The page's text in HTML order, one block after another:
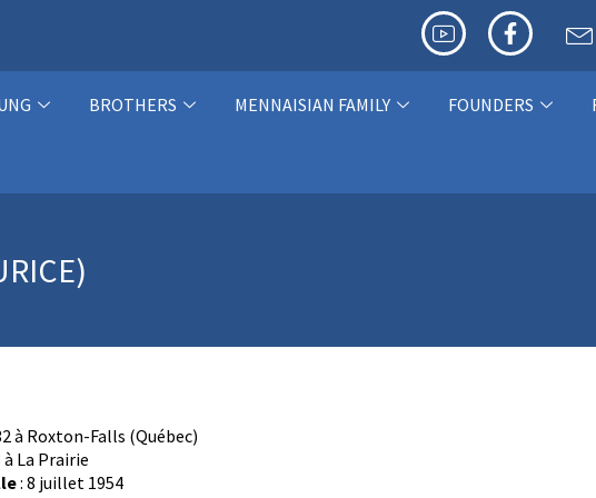
BROTHERS MENNAISIAN FAMILY FOUNDERS
à Roxton-Falls (Québec)
à La Prairie
: 8 juillet 1954